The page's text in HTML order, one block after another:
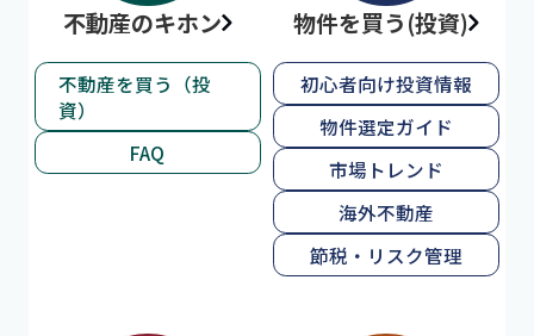
不動産のキホン
不動産を買う（投
資）
FAQ
物件を買う(投資)
初心者向け投資情報
物件選定ガイド
市場トレンド
海外不動産
節税・リスク管理